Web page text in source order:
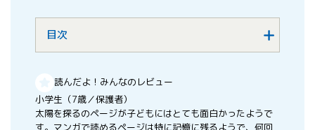
目次
読んだよ！みんなのレビュー
小学生（7歳／保護者）
太陽を探るのページが子どもにはとても面白かったようで
す。マンガで読めるページは特に記憶に残るようで、何回